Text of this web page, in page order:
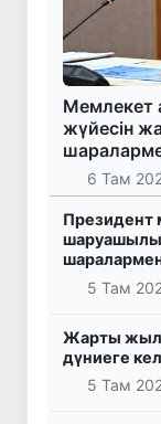
Мемлекет
жүйесін
6 Там
Президент
5 Там
Жарты
дүниеге
5 Там